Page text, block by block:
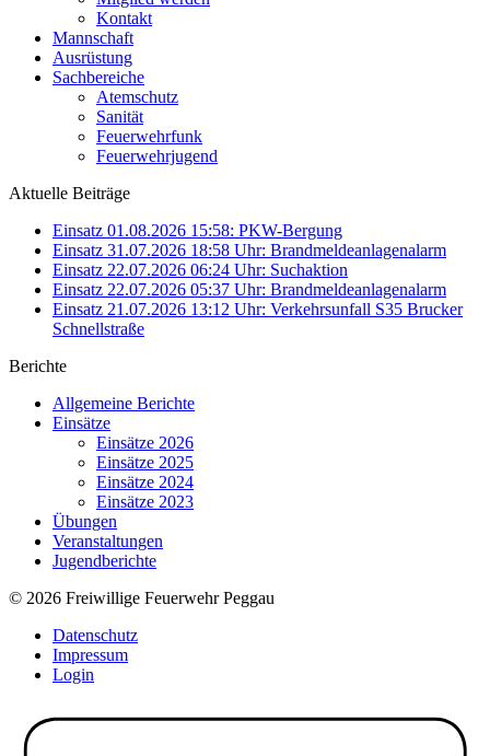
Kontakt
Mannschaft
Ausrüstung
Sachbereiche
Atemschutz
Sanität
Feuerwehrfunk
Feuerwehrjugend
Aktuelle Beiträge
Einsatz 01.08.2026 15:58: PKW-Bergung
Einsatz 31.07.2026 18:58 Uhr: Brandmeldeanlagenalarm
Einsatz 22.07.2026 06:24 Uhr: Suchaktion
Einsatz 22.07.2026 05:37 Uhr: Brandmeldeanlagenalarm
Einsatz 21.07.2026 13:12 Uhr: Verkehrsunfall S35 Brucker
Schnellstraße
Berichte
Allgemeine Berichte
Einsätze
Einsätze 2026
Einsätze 2025
Einsätze 2024
Einsätze 2023
Übungen
Veranstaltungen
Jugendberichte
© 2026 Freiwillige Feuerwehr Peggau
Datenschutz
Impressum
Login